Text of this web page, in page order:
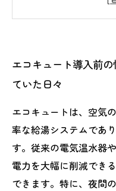
設置から使い始
体的な節約額
これからエコキュ
イスと注意点まと
簡単にできる！
コキュート活用術
エコキュートで
計を守る一歩
エコキュート導入前
ていた日々
エコキュートは、空気
率な給湯システムであ
す。従来の電気温水器
電力を大幅に削減でき
できます。特に、夜間